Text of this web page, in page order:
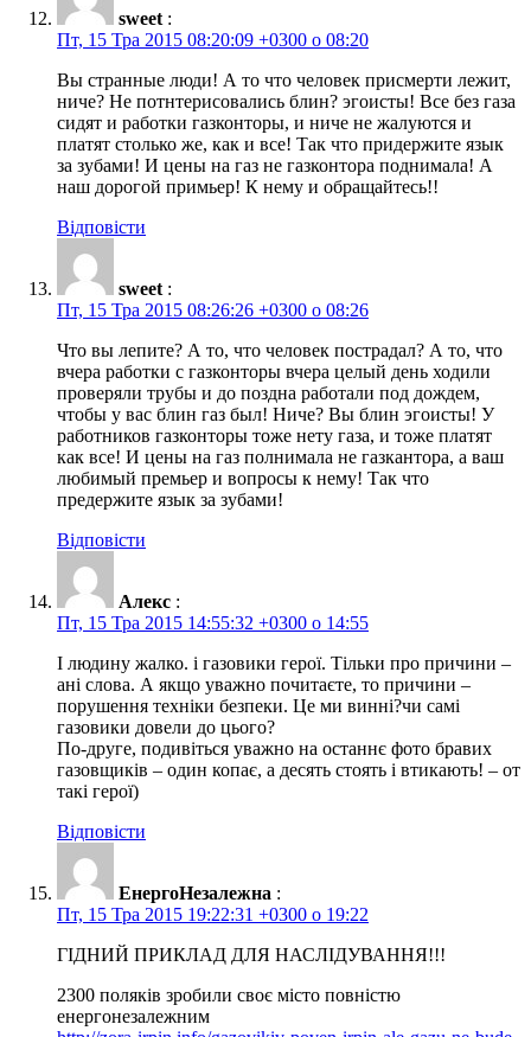
sweet :
Пт, 15 Тра 2015 08:20:09 +0300 о 08:20
Вы странные люди! А то что человек присмерти лежит,
ниче? Не потнтерисовались блин? эгоисты! Все без газа
сидят и работки газконторы, и ниче не жалуются и
платят столько же, как и все! Так что придержите язык
за зубами! И цены на газ не газконтора поднимала! А
наш дорогой примьер! К нему и обращайтесь!!
Відповісти
sweet :
Пт, 15 Тра 2015 08:26:26 +0300 о 08:26
Что вы лепите? А то, что человек пострадал? А то, что
вчера работки с газконторы вчера целый день ходили
проверяли трубы и до поздна работали под дождем,
чтобы у вас блин газ был! Ниче? Вы блин эгоисты! У
работников газконторы тоже нету газа, и тоже платят
как все! И цены на газ полнимала не газкантора, а ваш
любимый премьер и вопросы к нему! Так что
предержите язык за зубами!
Відповісти
Алекс :
Пт, 15 Тра 2015 14:55:32 +0300 о 14:55
І людину жалко. і газовики герої. Тільки про причини –
ані слова. А якщо уважно почитаєте, то причини –
порушення техніки безпеки. Це ми винні?чи самі
газовики довели до цього?
По-друге, подивіться уважно на останнє фото бравих
газовщиків – один копає, а десять стоять і втикають! – от
такі герої)
Відповісти
ЕнергоНезалежна :
Пт, 15 Тра 2015 19:22:31 +0300 о 19:22
ГІДНИЙ ПРИКЛАД ДЛЯ НАСЛІДУВАННЯ!!!
2300 поляків зробили своє місто повністю
енергонезалежним